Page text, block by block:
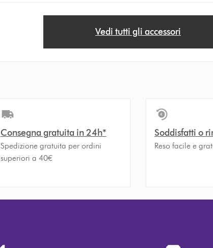
Vedi tutti gli accessori
Consegna gratuita in 24h*
Spedizione gratuita per ordini
superiori a 40€
Soddisfatti o
Reso facile e